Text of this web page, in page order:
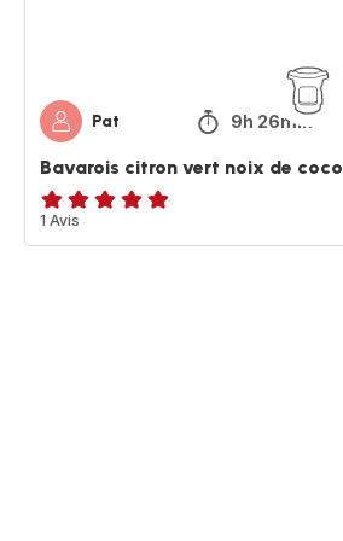
Pat 9h 26min
Bavarois citron vert noix de coco
Avis
5
1 Avis